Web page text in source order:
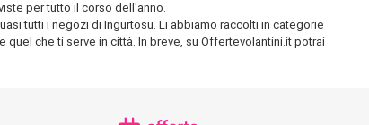
per tutto il corso dell'anno.
tutti i negozi di Ingurtosu. Li abbiamo raccolti in categorie
che ti serve in città. In breve, su Offertevolantini.it potrai